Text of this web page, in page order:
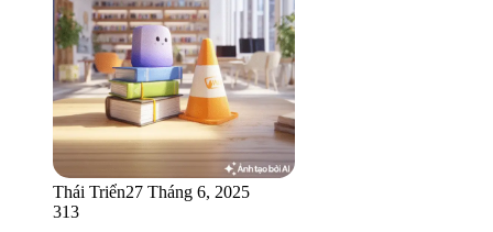
Thái Triển27 Tháng 6, 2025
313